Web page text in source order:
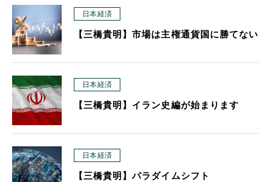
日本経済
【三橋貴明】市場は主権通貨国に勝てない
日本経済
【三橋貴明】イラン史編が始まります
日本経済
【三橋貴明】パラダイムシフト